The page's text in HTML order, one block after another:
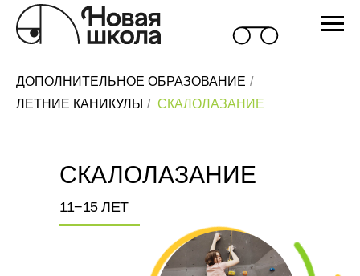
ДОПОЛНИТЕЛЬНОЕ ОБРАЗОВАНИЕ /
ЛЕТНИЕ КАНИКУЛЫ / СКАЛОЛАЗАНИЕ
11−15 ЛЕТ
СКАЛОЛАЗАНИЕ